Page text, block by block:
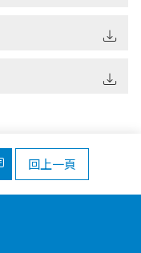
回上一頁